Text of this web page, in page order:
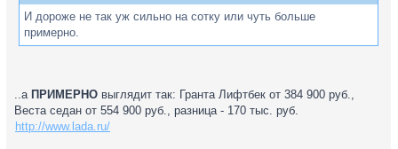
И дороже не так уж сильно на сотку или чуть больше
примерно.
..а ПРИМЕРНО выглядит так: Гранта Лифтбек от 384 900 руб.,
Веста седан от 554 900 руб., разница - 170 тыс. руб.
http://www.lada.ru/